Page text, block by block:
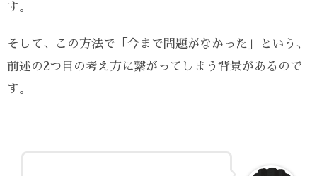
す。
そして、この方法で「今まで問題がなかった」という、
前述の2つ目の考え方に繋がってしまう背景があるので
す。